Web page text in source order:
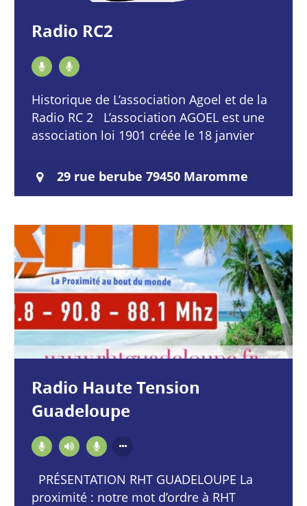
Radio RC2
Historique de L’association Agoel et de la
Radio RC 2 L’association AGOEL est une
association loi 1901 créée le 18 janvier
création…
29 rue berube 79450 Maromme
Radio Haute Tension
Guadeloupe
PRÉSENTATION RHT GUADELOUPE La
proximité : notre mot d’ordre à RHT